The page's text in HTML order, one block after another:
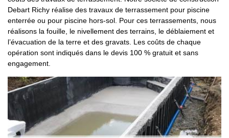
Debart Richy réalise des travaux de terrassement pour piscine
enterrée ou pour piscine hors-sol. Pour ces terrassements, nous
réalisons la fouille, le nivellement des terrains, le déblaiement et
l’évacuation de la terre et des gravats. Les coûts de chaque
opération sont indiqués dans le devis 100 % gratuit et sans
engagement.